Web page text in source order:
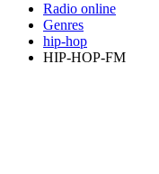
Radio online
Genres
hip-hop
HIP-HOP-FM